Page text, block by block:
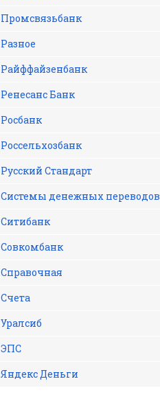
Промсвязьбанк
Разное
Райффайзенбанк
Ренесанс Банк
Росбанк
Россельхозбанк
Русский Стандарт
Системы денежных переводов
Ситибанк
Совкомбанк
Справочная
Счета
Уралсиб
ЭПС
Яндекс Деньги